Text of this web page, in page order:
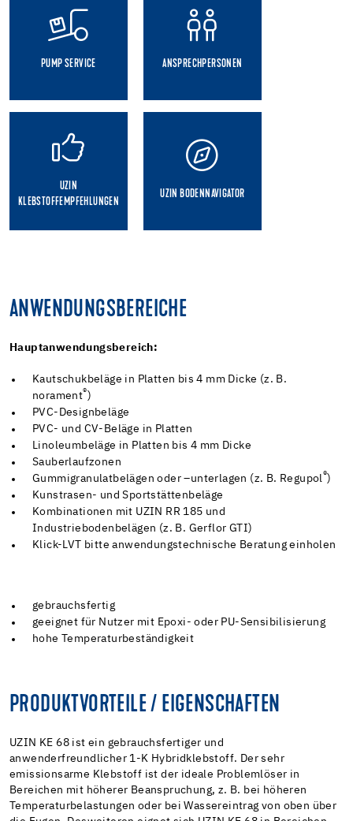
PUMP SERVICE ANSPRECHPERSONEN
UZIN
KLEBSTOFFEMPFEHLUNGEN
UZIN BODENNAVIGATOR
ANWENDUNGSBEREICHE
Hauptanwendungsbereich:
Kautschukbeläge in Platten bis 4 mm Dicke (z. B.
norament® )
PVC-Designbeläge
PVC- und CV-Beläge in Platten
Linoleumbeläge in Platten bis 4 mm Dicke
Sauberlaufzonen
Gummigranulatbelägen oder –unterlagen (z. B. Regupol ®)
Kunstrasen- und Sportstättenbeläge
Kombinationen mit UZIN RR 185 und
Industriebodenbelägen (z. B. Gerflor GTI)
Klick-LVT bitte anwendungstechnische Beratung einholen
gebrauchsfertig
geeignet für Nutzer mit Epoxi- oder PU-Sensibilisierung
hohe Temperaturbeständigkeit
PRODUKTVORTEILE / EIGENSCHAFTEN
UZIN KE 68 ist ein gebrauchsfertiger und
anwenderfreundlicher 1-K Hybridklebstoff. Der sehr
emissionsarme Klebstoff ist der ideale Problemlöser in
Bereichen mit höherer Beanspruchung, z. B. bei höheren
Temperaturbelastungen oder bei Wassereintrag von oben über